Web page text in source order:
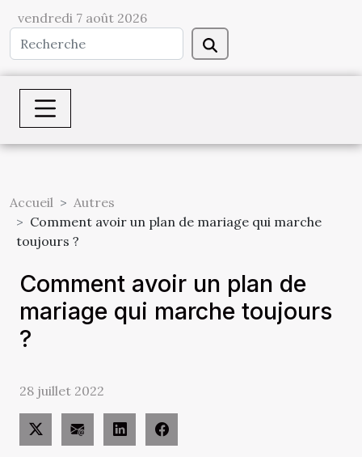
vendredi 7 août 2026
Accueil
Autres
Comment avoir un plan de mariage qui marche
toujours ?
Comment avoir un plan de
mariage qui marche toujours
?
28 juillet 2022